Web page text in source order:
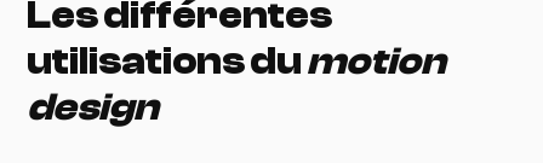
Les différentes
utilisations dumotion
design